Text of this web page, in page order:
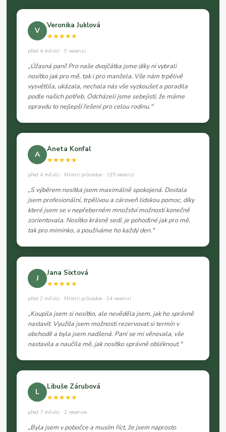
V
Veronika Juklová
★★★★★
před 4 měsíci · 9 recenzí
„Úžasná paní! Pro naše dvojčátka jsme díky ní vybrali
nosítko jak pro mě, tak i pro manžela. Vše nám trpělivě
vysvětlila, ukázala, nechala nás vše vyzkoušet a poradila
podle našich potřeb. Odcházeli jsme sebejistí, že máme
opravdu to nejlepší řešení pro celou rodinu."
A
Aneta Konfal
★★★★★
před 4 měsíci · Místní průvodce · 135 recenzí
„S výběrem nosítka jsem maximálně spokojená. Dostala
jsem profesionální, trpělivou a zároveň lidskou pomoc, díky
které jsem se v nepřeberném množství možností konečně
zorientovala. Nosítko krásně sedí, je pohodlné jak pro mě,
tak pro miminko, a používáme ho každý den."
J
Jana Sixtová
★★★★★
před 2 měsíci · Místní průvodce · 24 recenzí
„Koupila jsem si nosítko, ale nevěděla jsem, jak ho správně
nastavit. Využila jsem možnosti rezervovat si termín v
obchodě a byla jsem nadšená. Paní se mi věnovala, vše
nastavila a naučila mě, jak nosítko správně obléknout."
L
Libuše Zárubová
★★★★★
před 7 měsíci · 2 recenze
„Byla jsem v pobočce a musím říct, že jsem naprosto